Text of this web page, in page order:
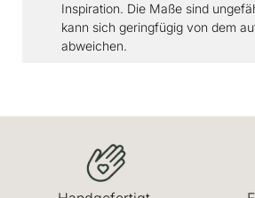
Inspiration. Die Maße sind
kann sich geringfügig von dem
abweichen.